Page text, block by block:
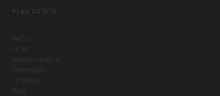
PLAN DU SITE
PACS
HCM
Mammographie
Partenaires
Le Service
Blog